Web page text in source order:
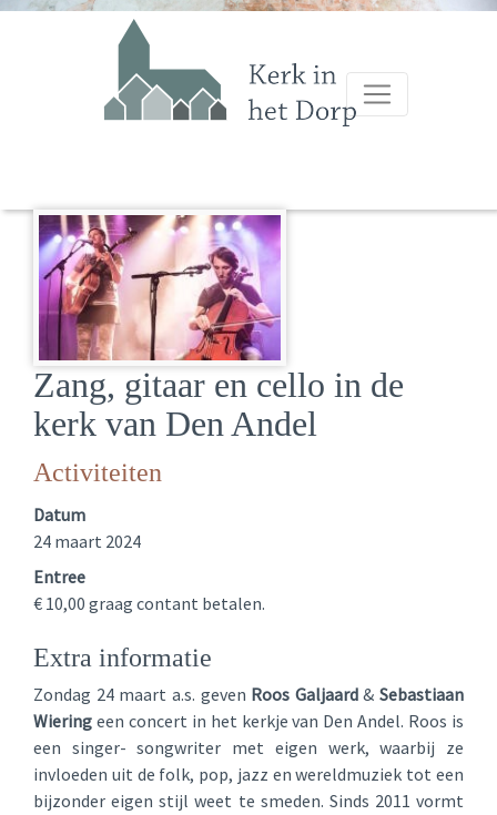
Zang, gitaar en cello in de
kerk van Den Andel
Activiteiten
Datum
24 maart 2024
Entree
€ 10,00 graag contant betalen.
Extra informatie
Zondag 24 maart a.s. geven Roos Galjaard& Sebastiaan
Wiering een concert in het kerkje van Den Andel. Roos is
een singer- songwriter met eigen werk, waarbij ze
invloeden uit de folk, pop, jazz en wereldmuziek tot een
bijzonder eigen stijl weet te smeden. Sinds 2011 vormt